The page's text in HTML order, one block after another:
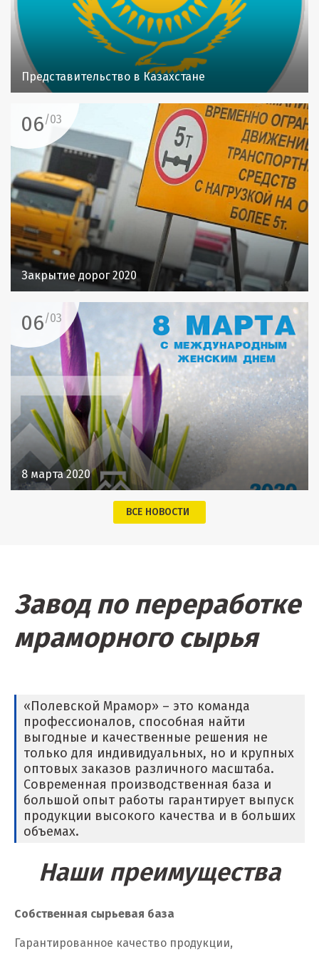
Представительство в Казахстане
06/03
Закрытие дорог 2020
06/03
8 марта 2020
ВСЕ НОВОСТИ
Завод по переработке
мраморного сырья
«Полевской Мрамор» – это команда
профессионалов, способная найти
выгодные и качественные решения не
только для индивидуальных, но и крупных
оптовых заказов различного масштаба.
Современная производственная база и
большой опыт работы гарантирует выпуск
продукции высокого качества и в больших
объемах.
Наши преимущества
Собственная сырьевая база
Гарантированное качество продукции,